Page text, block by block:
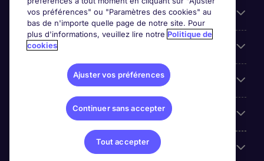
Entreprises
Contact
Les avis Google
Nos offres d'emploi
vos préférences" ou "Paramètres des cookies" au
bas de n'importe quelle page de notre site. Pour
plus d'informations, veuillez lire notre Politique de
cookies
Ajuster vos préférences
Continuer sans accepter
Tout accepter